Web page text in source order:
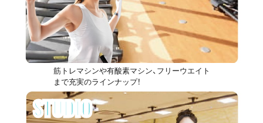
筋トレマシンや有酸素マシン、フリーウエイト
まで充実のラインナップ！
STUDIO